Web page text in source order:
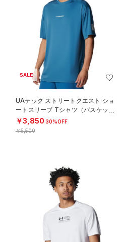
SALE
UAテック ストリートクエスト ショ
ートスリーブ Tシャツ（バスケット
ボール/MEN）
￥3,850 30%OFF
￥5,500